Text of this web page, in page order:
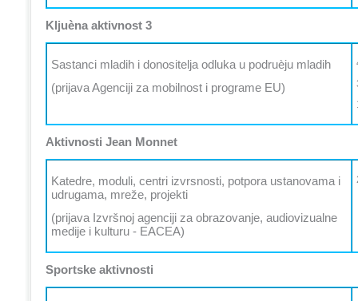
Kljuèna aktivnost 3
Sastanci mladih i donositelja odluka u podruèju mladih
(prijava Agenciji za mobilnost i programe EU)
Aktivnosti Jean Monnet
Katedre, moduli, centri izvrsnosti, potpora ustanovama i
udrugama, mreže, projekti
(prijava Izvršnoj agenciji za obrazovanje, audiovizualne
medije i kulturu - EACEA)
Sportske aktivnosti